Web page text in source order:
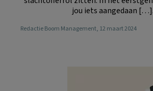
jou iets aangedaan
Redactie Boom Management, 12 maart 2024